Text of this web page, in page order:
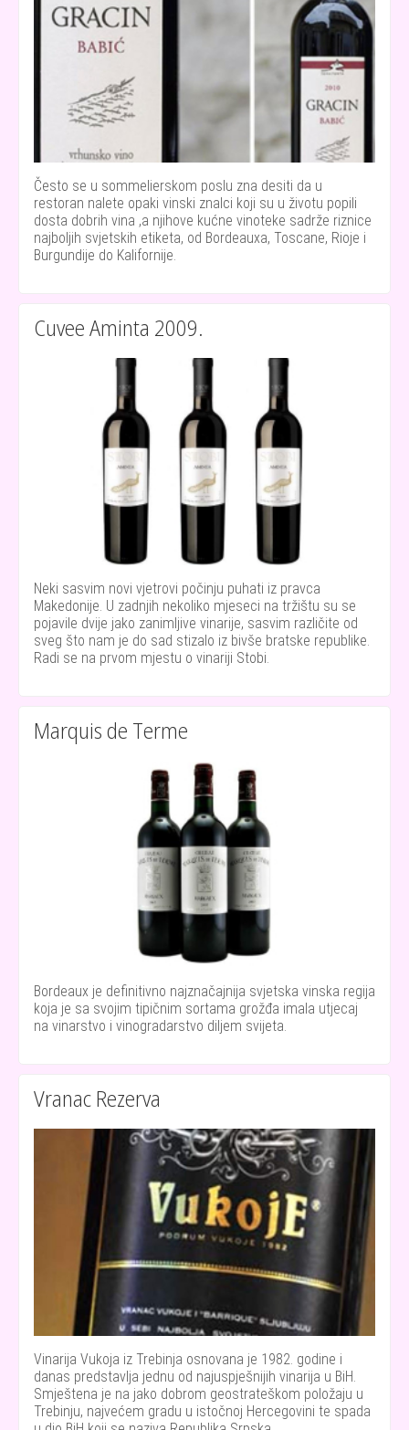
Često se u sommelierskom poslu zna desiti da u
restoran nalete opaki vinski znalci koji su u životu popili
dosta dobrih vina ,a njihove kućne vinoteke sadrže riznice
najboljih svjetskih etiketa, od Bordeauxa, Toscane, Rioje i
Burgundije do Kalifornije.
Cuvee Aminta 2009.
Neki sasvim novi vjetrovi počinju puhati iz pravca
Makedonije. U zadnjih nekoliko mjeseci na tržištu su se
pojavile dvije jako zanimljive vinarije, sasvim različite od
sveg što nam je do sad stizalo iz bivše bratske republike.
Radi se na prvom mjestu o vinariji Stobi.
Marquis de Terme
Bordeaux je definitivno najznačajnija svjetska vinska regija
koja je sa svojim tipičnim sortama grožđa imala utjecaj
na vinarstvo i vinogradarstvo diljem svijeta.
Vranac Rezerva
Vinarija Vukoja iz Trebinja osnovana je 1982. godine i
danas predstavlja jednu od najuspješnijih vinarija u BiH.
Smještena je na jako dobrom geostrateškom položaju u
Trebinju, najvećem gradu u istočnoj Hercegovini te spada